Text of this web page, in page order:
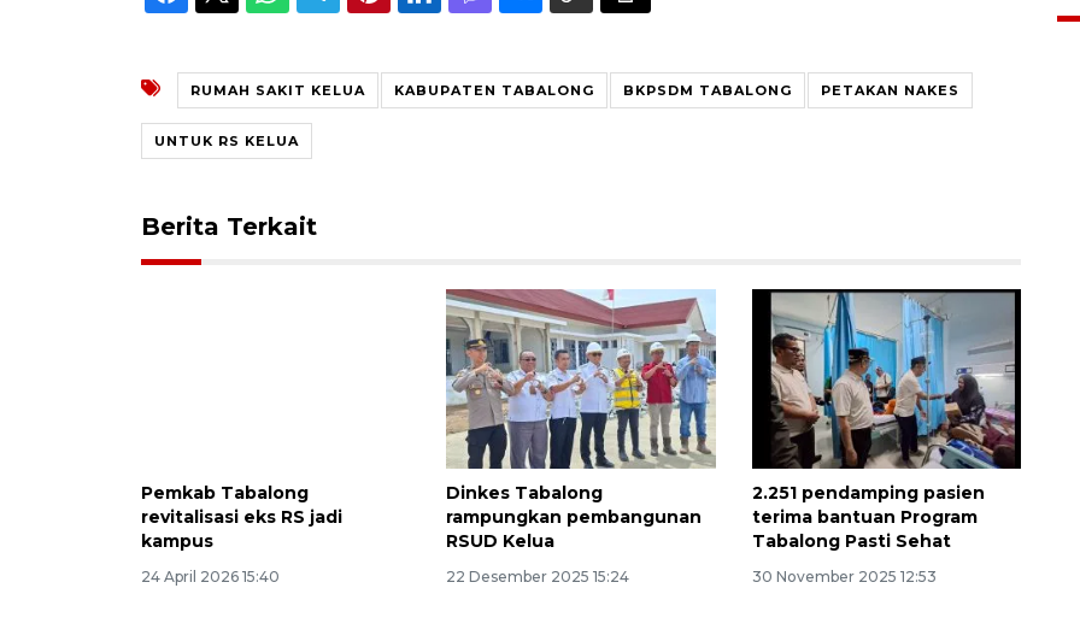
RUMAH SAKIT KELUA KABUPATEN TABALONG BKPSDM TABALONG PETAKAN NAKES
UNTUK RS KELUA
Berita Terkait
Pemkab Tabalong
revitalisasi eks RS jadi
kampus
24 April 2026 15:40
Dinkes Tabalong
rampungkan pembangunan
RSUD Kelua
22 Desember 2025 15:24
2.251 pendamping pasien
terima bantuan Program
Tabalong Pasti Sehat
30 November 2025 12:53